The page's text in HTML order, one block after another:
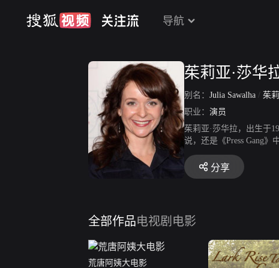
导航
茱莉亚·莎华
别名： Julia Sawalha / 茱
职业： 演员
茱莉亚·莎华拉，出生于
说，还是《Press Gang
对，而实际上那时的他
多其他角色，包括1995
分享
全部作品电视剧 电影
荒唐阿姨大电影